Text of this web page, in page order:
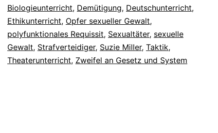
Biologieunterricht, Demütigung, Deutschunterricht,
Ethikunterricht, Opfer sexueller Gewalt,
polyfunktionales Requissit, Sexualtäter, sexuelle
Gewalt, Strafverteidiger, Suzie Miller, Taktik,
Theaterunterricht, Zweifel an Gesetz und System